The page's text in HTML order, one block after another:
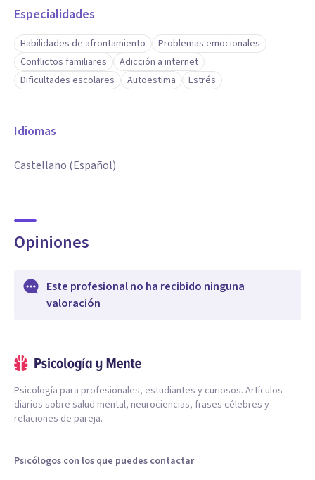
Especialidades
Habilidades de afrontamiento
Problemas emocionales
Conflictos familiares
Adicción a internet
Dificultades escolares
Autoestima Estrés
Idiomas
Castellano (Español)
Opiniones
Este profesional no ha recibido ninguna
valoración
Psicología para profesionales, estudiantes y curiosos. Artículos
diarios sobre salud mental, neurociencias, frases célebres y
relaciones de pareja.
Psicólogos con los que puedes contactar